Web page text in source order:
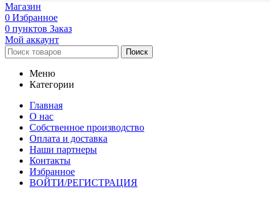
Магазин
0 Избранное
0 пунктов Заказ
Мой аккаунт
Поиск
Меню
Категории
Главная
О нас
Собственное производство
Оплата и доставка
Наши партнеры
Контакты
Избранное
ВОЙТИ/РЕГИСТРАЦИЯ